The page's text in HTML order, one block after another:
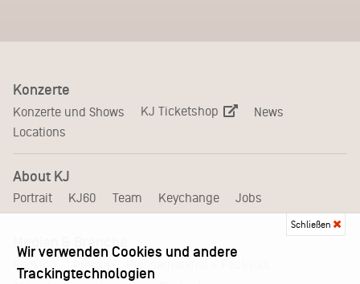
Konzerte
Konzerte und Shows KJ Ticketshop
News
Locations
About KJ
Portrait KJ60 Team Keychange Jobs
Medien & Branche
Booking Presse
Schließen
Wir verwenden Cookies und andere
Trackingtechnologien